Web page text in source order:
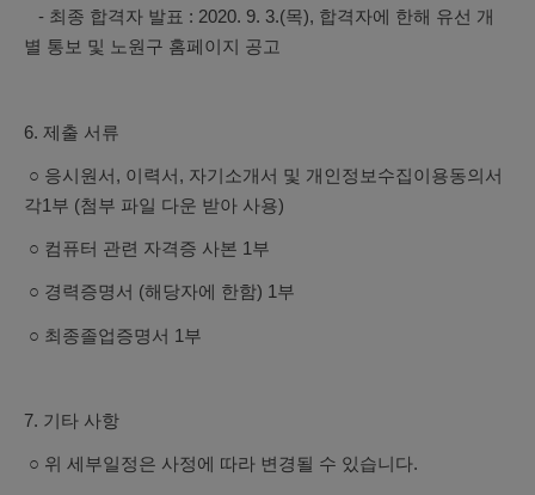
- 최종 합격자 발표 : 2020. 9. 3.(목), 합격자에 한해 유선 개
별 통보 및 노원구 홈페이지 공고
6. 제출 서류
○ 응시원서, 이력서, 자기소개서 및 개인정보수집이용동의서
각1부 (첨부 파일 다운 받아 사용)
○ 컴퓨터 관련 자격증 사본 1부
○ 경력증명서 (해당자에 한함) 1부
○ 최종졸업증명서 1부
7. 기타 사항
○ 위 세부일정은 사정에 따라 변경될 수 있습니다.